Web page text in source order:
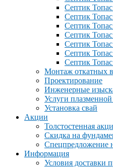
Септик
Септик
Септик
Септик
Септик
Септик
Септик
Монтаж откатных
Проектирование
Инженерные
Услуги плазменной
Установка свай
Акции
Толстостенная
Скидка на
Спецпредложение
Информация
Условия доставки